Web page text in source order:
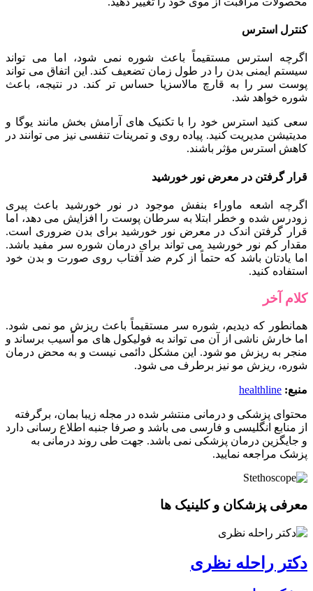
کنترل استرس
اگرچه استرس مستقیماً باعث شوره نمی شود، اما می تواند
سیستم ایمنی بدن را در طول زمان تضعیف کند. این اتفاق می تواند
پوست سر را به قارچ مالاسزیا حساس تر کند. در نتیجه، باعث
شوره خواهد شد.
سعی کنید استرس خود را با تکنیک های آرامش بخش مانند یوگا و
مدیتیشن مدیریت کنید. پیاده روی و تمرینات تنفسی نیز می توانند در
کاهش استرس مؤثر باشند.
قرار گرفتن در معرض نور خورشید
اگرچه اشعه ماوراء بنفش موجود در نور خورشید باعث پیری
زودرس شده و خطر ابتلا به سرطان پوست را افزایش می دهد، اما
قرار گرفتن اندک در معرض نور خورشید برای بدن ضروری است.
مقدار کم نور خورشید می تواند برای درمان شوره سر مفید باشد.
اما یادتان باشد که حتماً از کرم ضد آفتاب روی صورت و بدن خود
استفاده کنید.
کلام آخر
همانطور که دیدیم، شوره سر مستقیماً باعث ریزش مو نمی شود.
اما خارش ناشی از آن می تواند به فولیکول های مو آسیب برساند و
منجر به ریزش مو شود. این مشکل دائمی نیست و به محض درمان
شوره، ریزش مو نیز برطرف می شود.
منبع: healthline
محتوای پزشکی و درمانی منتشر شده در مجله زیبا بمان، برگرفته
از منابع انگلیسی و فارسی می باشد و صرفا جنبه اطلاع رسانی دارد
و جایگزین درمان پزشکی نمی باشد. جهت طی روند درمانی به
پزشک مراجعه نمایید.
معرفی پزشکان و کلینیک ها
دکتر راحله نظری